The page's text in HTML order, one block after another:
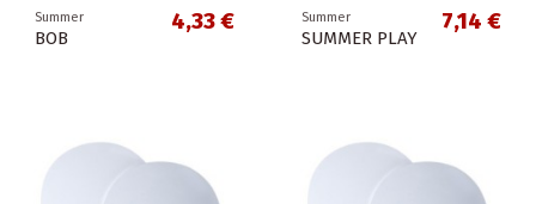
Summer
BOB
4,33 € Summer
SUMMER PLAY
7,14 €